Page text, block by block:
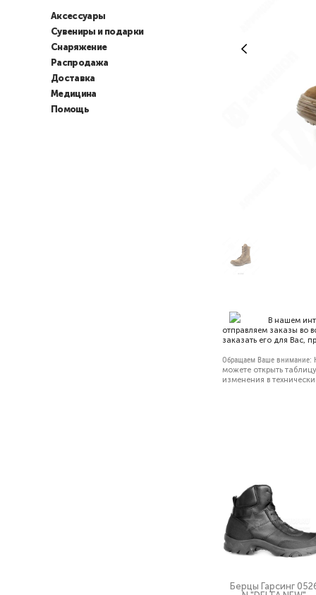
Аксессуары
Сувениры и подарки
Снаряжение
Распродажа
Доставка
Медицина
Помощь
В нашем
отправляем заказы во
заказать его для Вас,
Обращаем Ваше внимание:
можете открыть
изменения в
Берцы Гарсинг